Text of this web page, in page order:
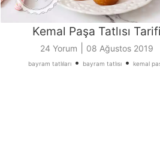
Kemal Paşa Tatlısı
24 Yorum 08 Ağustos 2019
bayram tatlıları• bayram tatlısı• kemal